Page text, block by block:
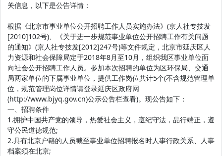
关信息，以下是公告详情：
根据《北京市事业单位公开招聘工作人员实施办法》(京人社专技发
[2010]102号)、《关于进一步规范事业单位公开招聘工作有关问题
的通知》(京人社专技发[2012]247号)等文件规定，北京市延庆区人
力资源和社会保障局定于2018年8月至10月，组织我区事业单位面
向社会公开招聘工作人员。参加本次招聘的单位为区环保局、交通
局两家单位的下属事业单位，提供工作岗位共计5个(不含规范管理单
位，规范管理岗位详情请登录延庆区政府网
(http://www.bjyq.gov.cn)公示公告栏查看)。现公告如下：
一、招聘条件
1.拥护中国共产党的领导，热爱社会主义，遵纪守法，品行端正，遵
守公民道德规范;
2.具有北京户籍的人员截至事业单位招聘报名时人事行政关系、人事
档案须在北京;